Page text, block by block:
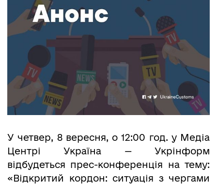
У четвер, 8 вересня, о 12:00 год. у Медіа
Центрі Україна — Укрінформ
відбудеться прес-конференція на тему:
«Відкритий кордон: ситуація з чергами